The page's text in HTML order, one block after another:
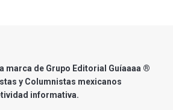
marca de Grupo Editorial Guíaaaa ®
y Columnistas mexicanos
informativa.